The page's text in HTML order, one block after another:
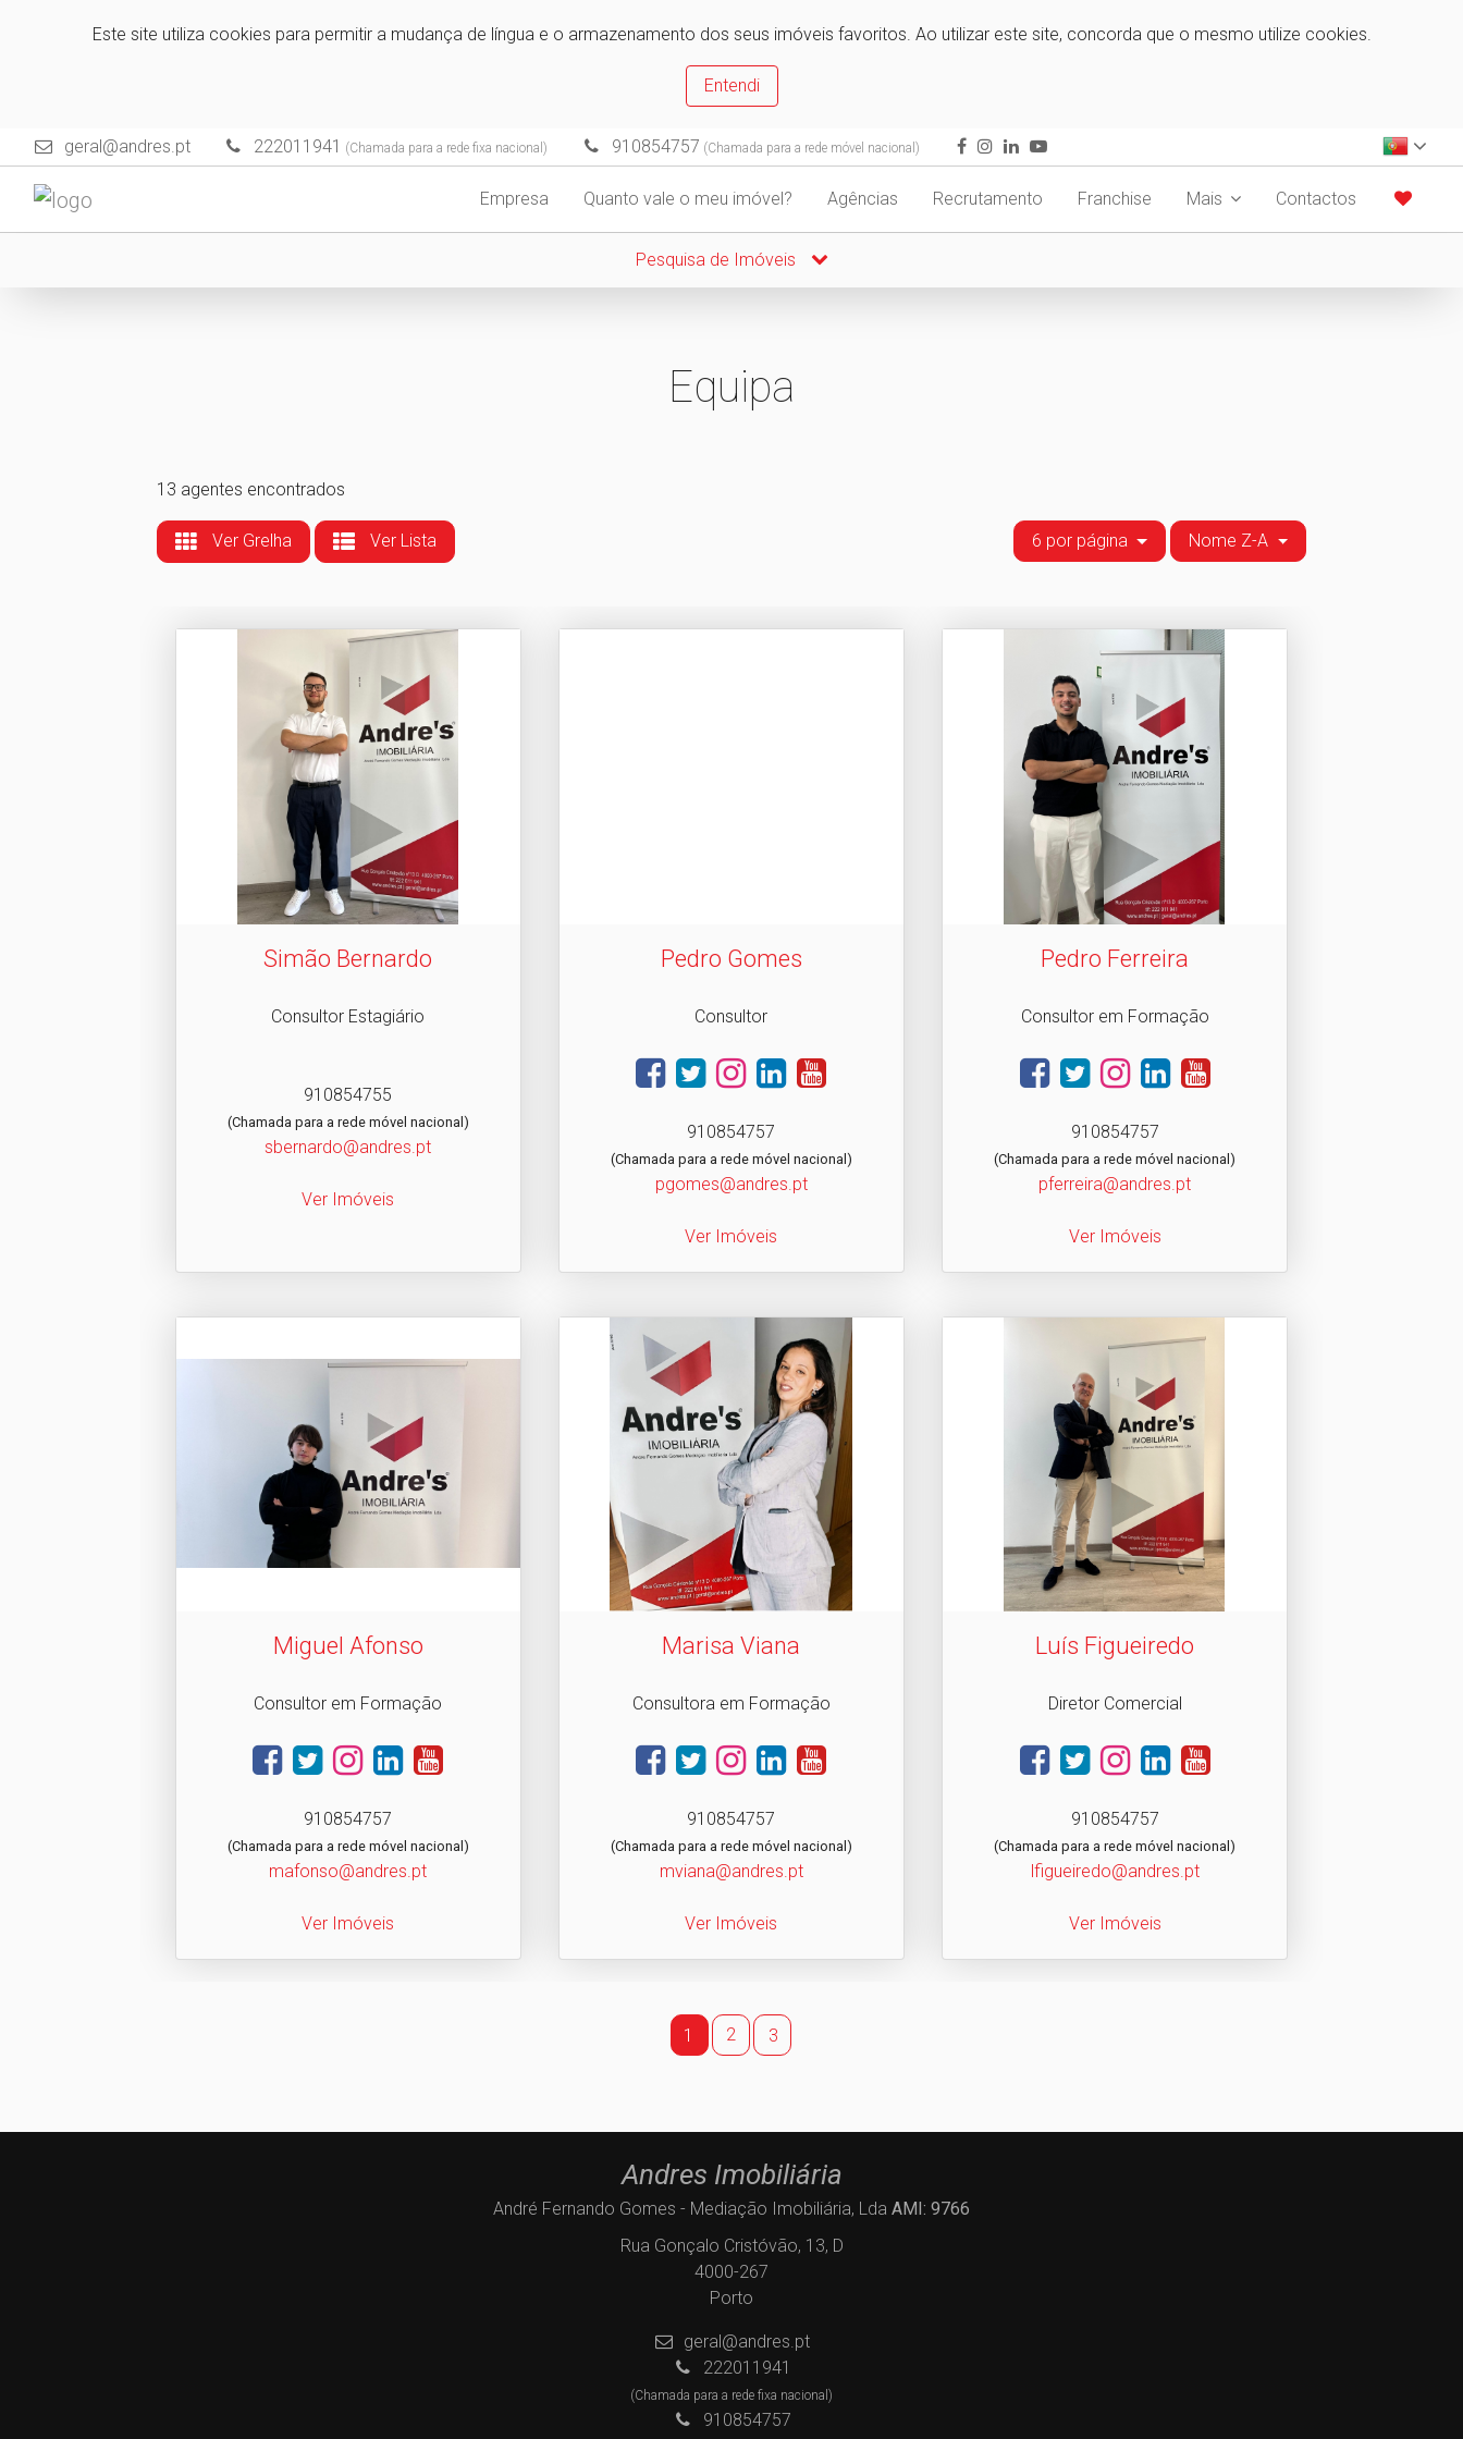
Este site utiliza cookies para permitir a mudança de língua e o armazenamento dos seus imóveis favoritos. Ao utilizar este site, concorda que o mesmo utilize cookies.
Entendi
geral@andres.pt 222011941 (Chamada para a rede fixa nacional) 910854757 (Chamada para a rede móvel nacional)
Empresa Quanto vale o meu imóvel? Agências Recrutamento Franchise Mais Contactos
Pesquisa de Imóveis
Equipa
13 agentes encontrados
Ver Grelha Ver Lista 6 por página Nome Z-A
Simão Bernardo
Consultor Estagiário
910854755
(Chamada para a rede móvel nacional)
sbernardo@andres.pt
Ver Imóveis
Pedro Gomes
Consultor
910854757
(Chamada para a rede móvel nacional)
pgomes@andres.pt
Ver Imóveis
Pedro Ferreira
Consultor em Formação
910854757
(Chamada para a rede móvel nacional)
pferreira@andres.pt
Ver Imóveis
Miguel Afonso
Consultor em Formação
910854757
(Chamada para a rede móvel nacional)
mafonso@andres.pt
Ver Imóveis
Marisa Viana
Consultora em Formação
910854757
(Chamada para a rede móvel nacional)
mviana@andres.pt
Ver Imóveis
Luís Figueiredo
Diretor Comercial
910854757
(Chamada para a rede móvel nacional)
lfigueiredo@andres.pt
Ver Imóveis
1 2 3
Andres Imobiliária
André Fernando Gomes - Mediação Imobiliária, Lda AMI: 9766
Rua Gonçalo Cristóvão, 13, D
4000-267
Porto
geral@andres.pt
222011941
(Chamada para a rede fixa nacional)
910854757